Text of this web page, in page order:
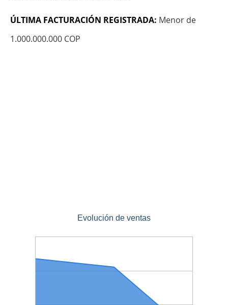
ÚLTIMA FACTURACIÓN REGISTRADA: Menor de
1.000.000.000 COP
Evolución de ventas